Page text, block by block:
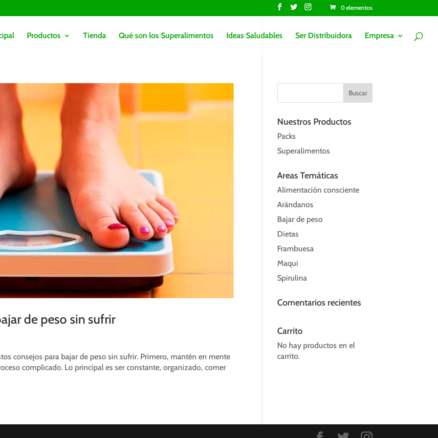
0 elementos
Productos Tienda Qué son los Superalimentos Ideas Saludables Ser Distribuidora Empresa
de peso sin sufrir
consejos para bajar de peso sin sufrir. Primero, mantén en mente
complicado. Lo principal es ser constante, organizado, comer
Nuestros Productos
Packs
Superalimentos
Areas Temáticas
Alimentación consciente
Arándanos
Bajar de peso
Dietas
Frambuesa
Maqui
Spirulina
Comentarios recientes
Carrito
No hay productos en el
carrito.